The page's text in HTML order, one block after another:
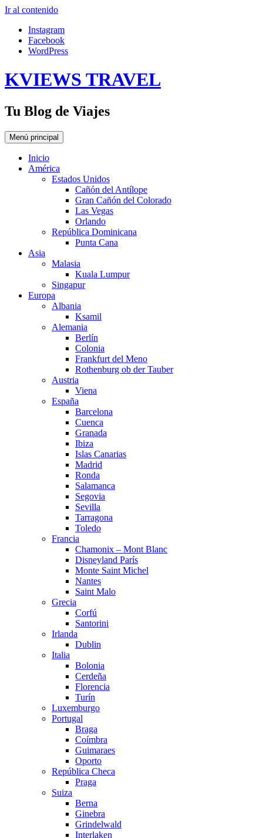
Ir al contenido
Instagram
Facebook
WordPress
KVIEWS TRAVEL
Tu Blog de Viajes
Menú principal
Inicio
América
Estados Unidos
Cañón del Antílope
Gran Cañón del Colorado
Las Vegas
Orlando
República Dominicana
Punta Cana
Asia
Malasia
Kuala Lumpur
Singapur
Europa
Albania
Ksamil
Alemania
Berlín
Colonia
Frankfurt del Meno
Rothenburg ob der Tauber
Austria
Viena
España
Barcelona
Cuenca
Granada
Ibiza
Islas Canarias
Madrid
Ronda
Salamanca
Segovia
Sevilla
Tarragona
Toledo
Francia
Chamonix – Mont Blanc
Disneyland París
Monte Saint Michel
Nantes
Saint Malo
Grecia
Corfú
Santorini
Irlanda
Dublin
Italia
Bolonia
Cerdeña
Florencia
Turín
Luxemburgo
Portugal
Braga
Coímbra
Guimaraes
Oporto
República Checa
Praga
Suiza
Berna
Ginebra
Grindelwald
Interlaken